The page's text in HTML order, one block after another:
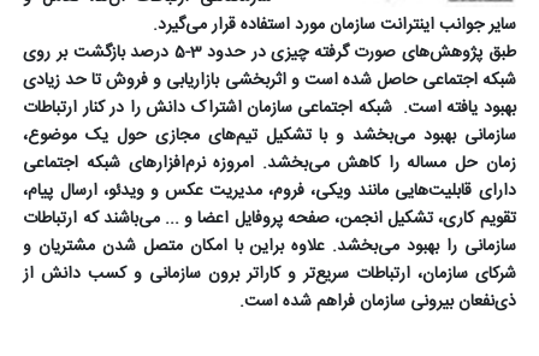
سایر جوانب اینترانت سازمان مورد استفاده قرار می‌گیرد.
طبق پژوهش‌های صورت گرفته چیزی در حدود 3-5 درصد بازگشت بر روی
شبکه اجتماعی حاصل شده است و اثربخشی بازاریابی و فروش تا حد زیادی
بهبود یافته است. شبکه اجتماعی سازمان اشتراک دانش را در کنار ارتباطات
سازمانی بهبود می‌بخشد و با تشکیل تیم‌های مجازی حول یک موضوع،
زمان حل مساله را کاهش می‌بخشد. امروزه نرم‌افزارهای شبکه اجتماعی
دارای قابلیت‌هایی مانند ویکی، فروم، مدیریت عکس و ویدئو، ارسال پیام،
تقویم کاری، تشکیل انجمن، صفحه پروفایل اعضا و ... می‌باشند که ارتباطات
سازمانی را بهبود می‌بخشد. علاوه براین با امکان متصل شدن مشتریان و
شرکای سازمان، ارتباطات سریع‌تر و کاراتر برون سازمانی و کسب دانش از
ذی‌نفعان بیرونی سازمان فراهم شده است.